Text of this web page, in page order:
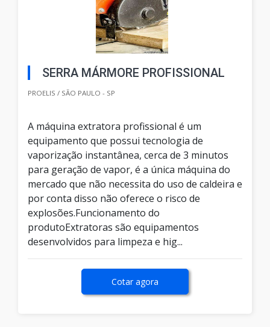
SERRA MÁRMORE PROFISSIONAL
PROELIS / SÃO PAULO - SP
A máquina extratora profissional é um
equipamento que possui tecnologia de
vaporização instantânea, cerca de 3 minutos
para geração de vapor, é a única máquina do
mercado que não necessita do uso de caldeira e
por conta disso não oferece o risco de
explosões.Funcionamento do
produtoExtratoras são equipamentos
desenvolvidos para limpeza e hig...
Cotar agora